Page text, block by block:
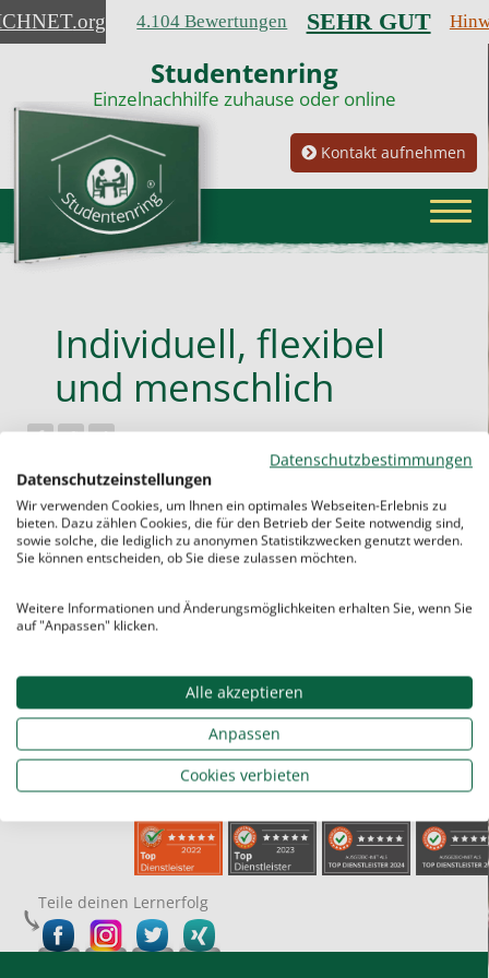
.org 4.104 Bewertungen SEHR GUT
Studentenring
Einzelnachhilfe zuhause oder online
Kontakt aufnehmen
Individuell, flexibel
und menschlich
Der Student hat einen sehr guten Draht zu
unserem Sohn. Im engen Kontakt wird der
Stoff individuell erklärt und geübt wo Übung
notwendig ist. Neben der allgemeinen
Arbeiten gezielt vorbereitet. Zusätzliche
Termine sind dann problemlos möglich.
nachlesen
Teile deinen Lernerfolg
Datenschutzbestimmungen
Datenschutzeinstellungen
Wir verwenden Cookies, um Ihnen ein optimales Webseiten-Erlebnis zu
bieten. Dazu zählen Cookies, die für den Betrieb der Seite notwendig sind,
sowie solche, die lediglich zu anonymen Statistikzwecken genutzt werden.
Sie können entscheiden, ob Sie diese zulassen möchten.
Weitere Informationen und Änderungsmöglichkeiten erhalten Sie, wenn Sie
auf "Anpassen" klicken.
Alle akzeptieren
Anpassen
Cookies verbieten